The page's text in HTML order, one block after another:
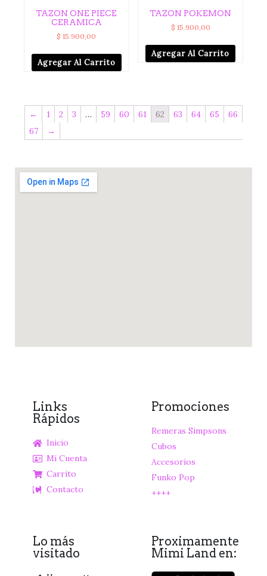
TAZON ONE PIECE
CERAMICA
$ 15.900,00
Agregar Al Carrito
TAZON POKEMON
$ 15.900,00
Agregar Al Carrito
← 1 2 3 … 59 60 61 62 63 64 65
66
67
→
Links
Rápidos
Inicio
Mi Cuenta
Carrito
Contacto
Promociones
Remeras Simpsons
Cubos
Accesorios
Funko Pop
++++
Lo más
visitado
Proximamente
Mimi Land en: